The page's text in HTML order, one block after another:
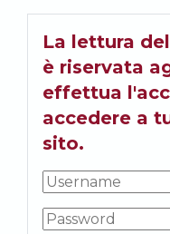
La lettura
è riservata
effettua
accedere a
sito.